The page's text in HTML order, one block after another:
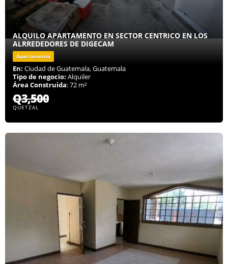
ALQUILO APARTAMENTO EN SECTOR CENTRICO EN LOS
ALRREDEDORES DE DIGECAM
Apartamento
En: Ciudad de Guatemala, Guatemala
Tipo de negocio: Alquiler
Área Construida: 72 m²
Q3,500
QUETZAL